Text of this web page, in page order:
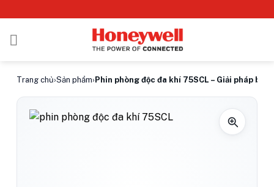
qua
nội
Trang chủ›Sản phẩm› Phin phòng độc đa khí 75SCL – Giải pháp bảo